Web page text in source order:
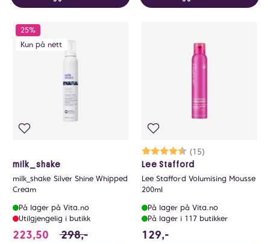
25%
Kun på nett
milk_shake
milk_shake Silver Shine Whipped
Cream
På lager på Vita.no
Utilgjengelig i butikk
223,50 223.5 i stedet for 298 NOK, du sparer 74.5
298,-
Karakter:
(15)
4.5 av 5 mulige
Lee Stafford
Lee Stafford Volumising Mousse
200ml
På lager på Vita.no
På lager i 117 butikker
129,-